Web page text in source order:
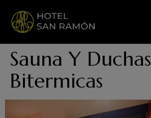
Sauna Y Duchas
Bitermicas